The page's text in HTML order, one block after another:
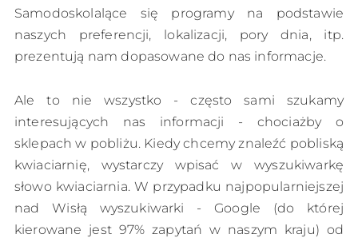
Samodoskolalące się programy na podstawie
naszych preferencji, lokalizacji, pory dnia, itp.
prezentują nam dopasowane do nas informacje.
Ale to nie wszystko - często sami szukamy
interesujących nas informacji - chociażby o
sklepach w pobliżu. Kiedy chcemy znaleźć pobliską
kwiaciarnię, wystarczy wpisać w wyszukiwarkę
słowo kwiaciarnia. W przypadku najpopularniejszej
nad Wisłą wyszukiwarki - Google (do której
kierowane jest 97% zapytań w naszym kraju) od